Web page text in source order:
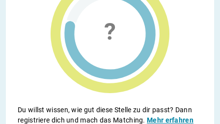
Du willst wissen, wie gut diese Stelle zu dir passt? Dann
registriere dich und mach das Matching.Mehr erfahren